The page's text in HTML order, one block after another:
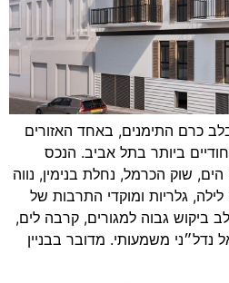
בלב כרם התימנים, באחד האזורים
ביותר בתל אביב. הנכס
שוק הכרמל, נחלת בנימין, נווה
גלריות ומוקדי התרבות של
ביקוש גבוה למגורים, קרבה לים,
נדל״ני משמעותי. מדובר בבניין